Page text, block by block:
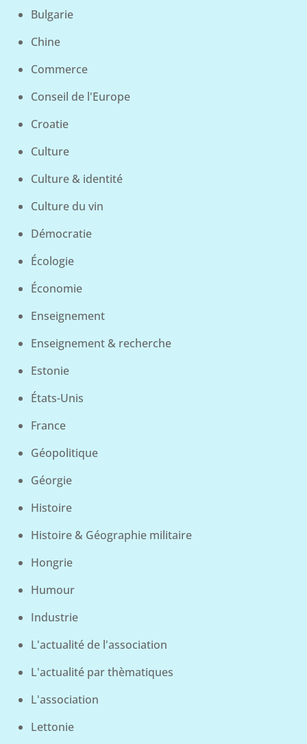
Bulgarie
Chine
Commerce
Conseil de l'Europe
Croatie
Culture
Culture & identité
Culture du vin
Démocratie
Écologie
Économie
Enseignement
Enseignement & recherche
Estonie
États-Unis
France
Géopolitique
Géorgie
Histoire
Histoire & Géographie militaire
Hongrie
Humour
Industrie
L'actualité de l'association
L'actualité par thèmatiques
L'association
Lettonie